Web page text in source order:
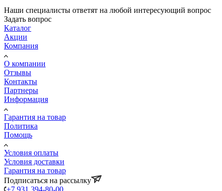
Наши специалисты ответят на любой интересующий вопрос
Задать вопрос
Каталог
Акции
Компания
О компании
Отзывы
Контакты
Партнеры
Информация
Гарантия на товар
Политика
Помощь
Условия оплаты
Условия доставки
Гарантия на товар
Подписаться на рассылку
+7 931 394-80-00